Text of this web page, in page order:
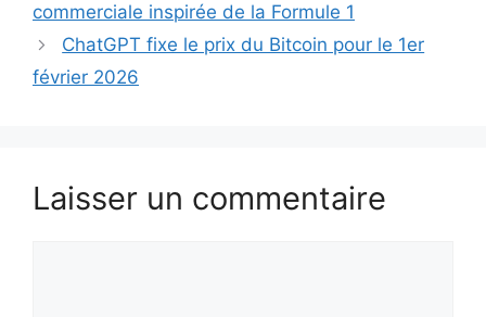
commerciale inspirée de la Formule 1
ChatGPT fixe le prix du Bitcoin pour le 1er
février 2026
Laisser un commentaire